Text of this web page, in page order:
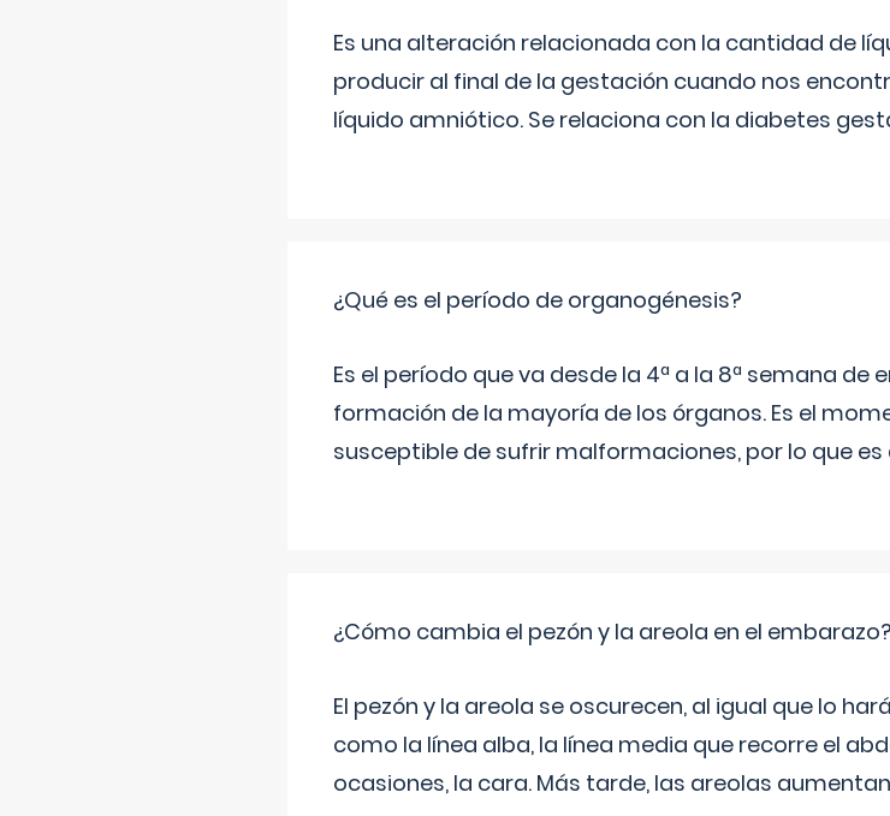
Es una alteración relacionada con la cantidad de
producir al final de la gestación cuando nos
líquido amniótico. Se relaciona con la diabetes
¿Qué es el período de organogénesis?
Es el período que va desde la 4ª a la 8ª semana de
formación de la mayoría de los órganos. Es el
susceptible de sufrir malformaciones, por lo que
¿Cómo cambia el pezón y la areola en el embarazo?
El pezón y la areola se oscurecen, al igual que lo
como la línea alba, la línea media que recorre el
ocasiones, la cara. Más tarde, las areolas